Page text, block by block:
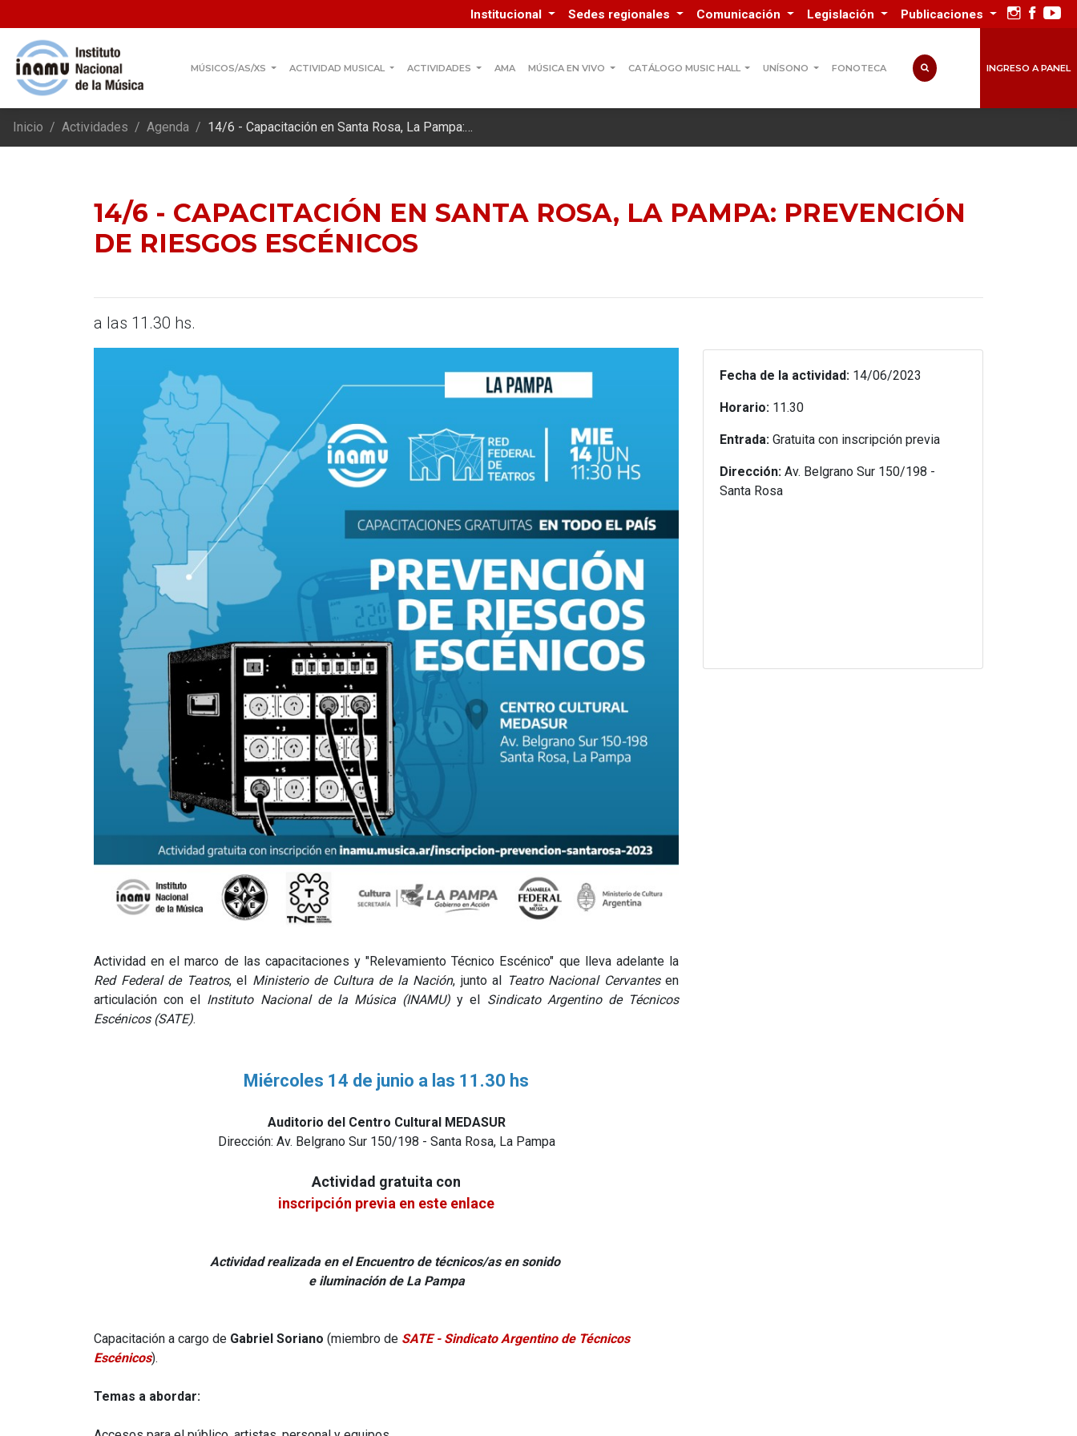
Institucional Sedes regionales Comunicación Legislación Publicaciones
MÚSICOS/AS/XS ACTIVIDAD MUSICAL ACTIVIDADES AMA MÚSICA EN VIVO CATÁLOGO MUSIC HALL UNÍSONO FONOTECA INGRESO A PANEL
Inicio Actividades Agenda 14/6 - Capacitación en Santa Rosa, La Pampa:…
14/6 - CAPACITACIÓN EN SANTA ROSA, LA PAMPA: PREVENCIÓN
DE RIESGOS ESCÉNICOS
a las 11.30 hs.
Actividad en el marco de las capacitaciones y "Relevamiento Técnico Escénico" que lleva adelante la
Red Federal de Teatros, el Ministerio de Cultura de la Nación, junto al Teatro Nacional Cervantesen
articulación con el Instituto Nacional de la Música (INAMU) y el Sindicato Argentino de Técnicos
Escénicos (SATE).
Miércoles 14 de junio a las 11.30 hs
Auditorio del Centro Cultural MEDASUR
Dirección: Av. Belgrano Sur 150/198 - Santa Rosa, La Pampa
Actividad gratuita con
inscripción previa en este enlace
Actividad realizada en el Encuentro de técnicos/as en sonido
e iluminación de La Pampa
Capacitación a cargo de Gabriel Soriano (miembro de SATE - Sindicato Argentino de Técnicos
Escénicos).
Temas a abordar:
Fecha de la actividad: 14/06/2023
Horario: 11.30
Entrada: Gratuita con inscripción previa
Dirección: Av. Belgrano Sur 150/198 -
Santa Rosa